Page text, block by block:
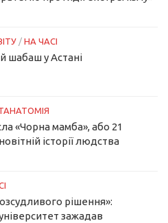
/ НА ЧАСІ
шабаш у Астані
«Чорна мамба», або 21
історії людства
рішення»:
зажадав